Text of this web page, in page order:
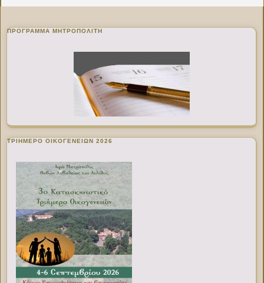
ΠΡΌΓΡΑΜΜΑ ΜΗΤΡΟΠΟΛΊΤΗ
ΤΡΙΗΜΕΡΟ ΟΙΚΟΓΕΝΕΙΩΝ 2026